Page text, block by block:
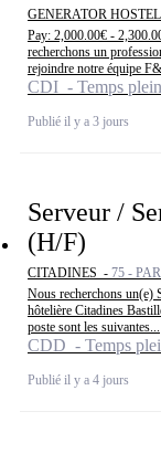
GENERATOR
Pay: 2,000.00€ -
recherchons un
rejoindre notre équipe
CDI - Temps plein
Publié il y a 3 jours
Serveur /
(H/F)
CITADINES - 75 -
Nous recherchons un(e)
hôtelière Citadines
poste sont les suivantes...
CDD - Temps
Publié il y a 4 jours